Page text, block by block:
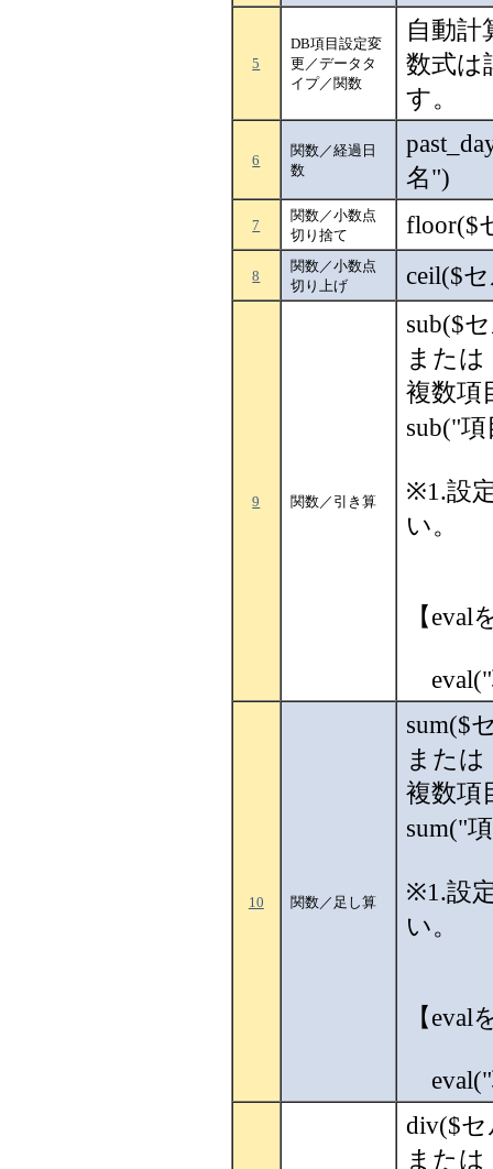
5
DB項目設定変
更／データタ
イプ／関数
自動計
数式は
す。
6
関数／経過日
数
名")
7
関数／小数点
切り捨て
floor($
8
関数／小数点
切り上げ
ceil($
9 関数／引き算
sub($
また
複数項
sub("
※1.設
い。
【
eval("
10 関数／足し算
sum($
また
複数項
sum("
※1.設
い。
【
eval("
div($
また